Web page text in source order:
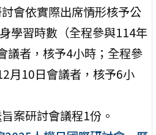
討會依實際出席情形核予公
學習時數（全程參與114年
議者，核予4小時；全程參
月10日會議者，核予6小
案研討會議程1份。